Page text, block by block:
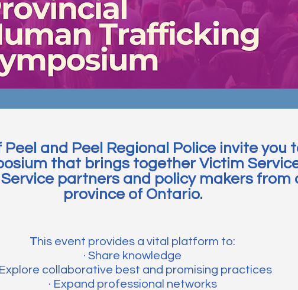
and Peel Regional Police invite you
that brings together Victim
partners and policy makers from
province of Ontario.​​
This event provides a vital platform to:
· Share knowledge
Explore collaborative best and promising practices
· Expand professional networks